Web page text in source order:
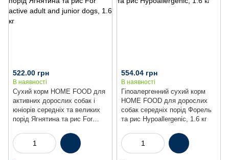
Сухий корм HOME FOOD для
активних дорослих собак і
юніорів середніх та великих
порід Ягнятина та рис For
кг
522.00 грн
В наявності
Гіпоалергенний сухий корм
HOME FOOD для дорослих
собак середніх порід Форель
та рис Hypoallergenic, 1.6 кг
554.04 грн
В наявності